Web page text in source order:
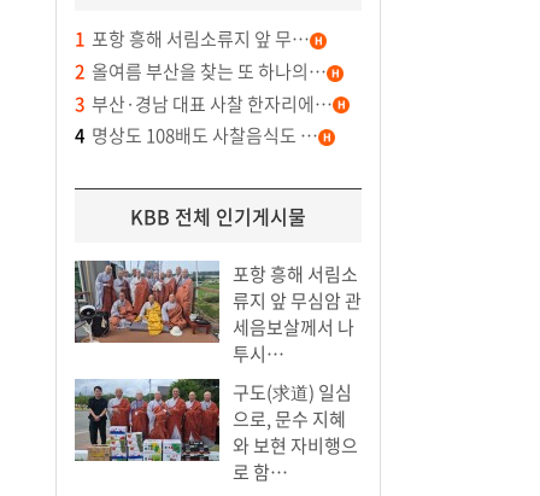
1 포항 흥해 서림소류지 앞 무…
2 올여름 부산을 찾는 또 하나의…
3 부산·경남 대표 사찰 한자리에…
4 명상도 108배도 사찰음식도 …
KBB 전체 인기게시물
포항 흥해 서림소
류지 앞 무심암 관
세음보살께서 나
투시…
구도(求道) 일심
으로, 문수 지혜
와 보현 자비행으
로 함…